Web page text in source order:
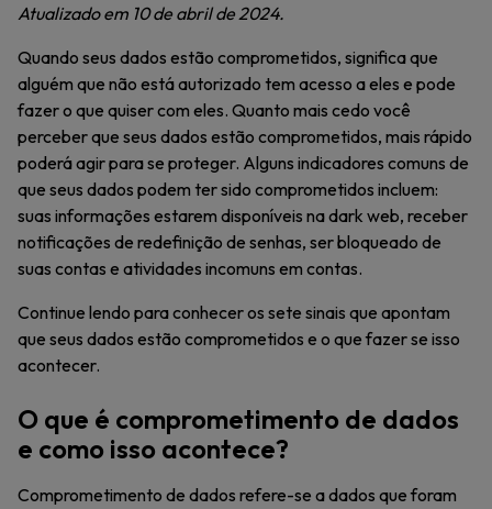
Atualizado em 10 de abril de 2024.
Quando seus dados estão comprometidos, significa que
alguém que não está autorizado tem acesso a eles e pode
fazer o que quiser com eles. Quanto mais cedo você
perceber que seus dados estão comprometidos, mais rápido
poderá agir para se proteger. Alguns indicadores comuns de
que seus dados podem ter sido comprometidos incluem:
suas informações estarem disponíveis na dark web, receber
notificações de redefinição de senhas, ser bloqueado de
suas contas e atividades incomuns em contas.
Continue lendo para conhecer os sete sinais que apontam
que seus dados estão comprometidos e o que fazer se isso
acontecer.
O que é comprometimento de dados
e como isso acontece?
Comprometimento de dados refere-se a dados que foram